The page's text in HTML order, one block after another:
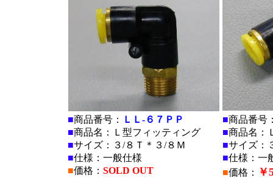
■商品番号：
ＬＬ-６７ＰＰ
■商品名：Ｌ型フィッティング
■サイズ：３/８Ｔ＊３/８Ｍ
■仕様：一般仕様
■価格： SOLD OUT
■商品番号
■商品名：
■サイズ：
■仕様：一
■価格： ￥